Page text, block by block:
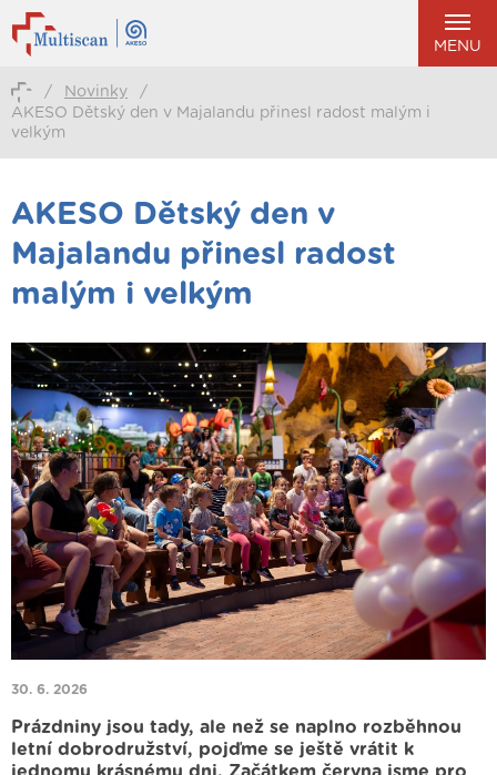
MENU
/ Novinky
/
AKESO Dětský den v Majalandu přinesl radost malým i
velkým
AKESO Dětský den v
Majalandu přinesl radost
malým i velkým
30. 6. 2026
Prázdniny jsou tady, ale než se naplno rozběhnou
letní dobrodružství, pojďme se ještě vrátit k
jednomu krásnému dni. Začátkem června jsme pro